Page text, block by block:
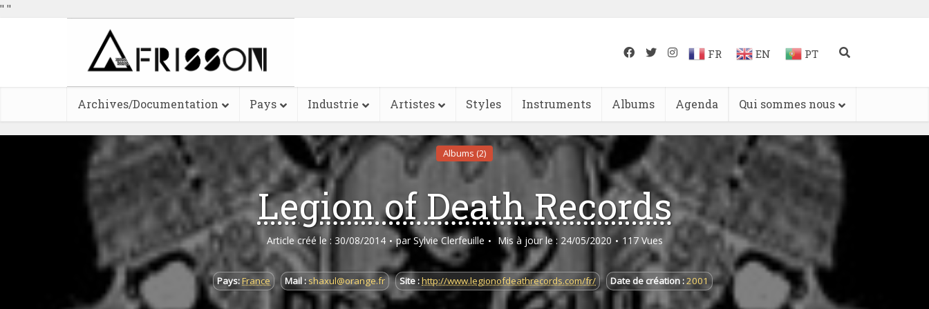
" "
FR EN PT
Archives/Documentation Pays Industrie Artistes Styles Instruments Albums Agenda Qui sommes nous
Albums (2)
Legion of Death Records
Article créé le : 30/08/2014 par Sylvie Clerfeuille Mis à jour le : 24/05/2020 117 Vues
Pays:France Mail :shaxul@orange.fr Site :http://www.legionofdeathrecords.com/fr/ Date de création :2001